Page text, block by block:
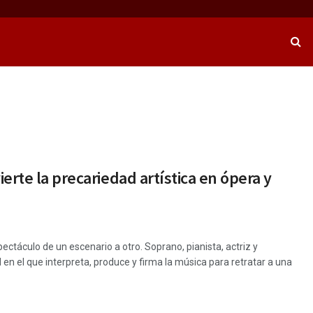
la precariedad artística en ópera y
de un escenario a otro. Soprano, pianista, actriz y
el que interpreta, produce y firma la música para retratar a una